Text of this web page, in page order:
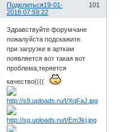
Поделиться 101
19-01-
2018 07:59:22
Здравствуйте форумчане
пожалуйста подскажите.
при загрузке в арткам
появляется вот такая вот
проблема,теряется
качество((((